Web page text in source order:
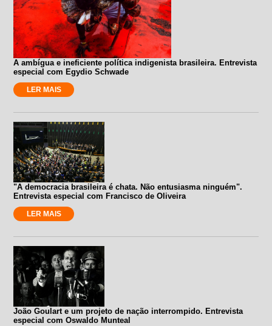
A ambígua e ineficiente política indigenista brasileira. Entrevista
especial com Egydio Schwade
LER MAIS
"A democracia brasileira é chata. Não entusiasma ninguém".
Entrevista especial com Francisco de Oliveira
LER MAIS
João Goulart e um projeto de nação interrompido. Entrevista
especial com Oswaldo Munteal